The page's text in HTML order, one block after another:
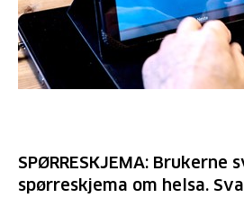
SPØRRESKJEMA: Brukerne
spørreskjema om helsa.